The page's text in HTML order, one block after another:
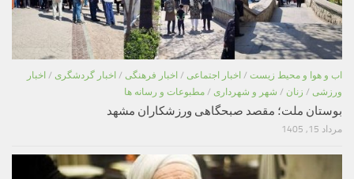
اب و هوا و محیط زیست / اخبار اجتماعی / اخبار فرهنگی / اخبار گردشگری / اخبار
ورزشی / زنان / شهر و شهرداری / مطبوعات و رسانه ها
بوستان ملت؛ مقصد صبحگاهی ورزشکاران مشهد
مرداد 15, 1405